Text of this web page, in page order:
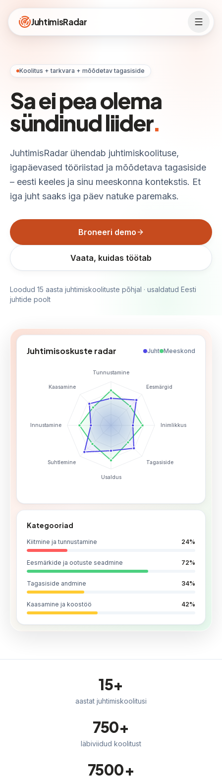
JuhtimisRadar
Koolitus + tarkvara + mõõdetav tagasiside
Sa ei pea olema
sündinud liider.
JuhtimisRadar ühendab juhtimiskoolituse,
igapäevased tööriistad ja mõõdetava tagasiside
– eesti keeles ja sinu meeskonna kontekstis. Et
iga juht saaks iga päev natuke paremaks.
Broneeri demo
Vaata, kuidas töötab
Loodud 15 aasta juhtimiskoolituste põhjal · usaldatud Eesti
juhtide poolt
Juhtimisoskuste radar Juht Meeskond
Tunnustamine
Eesmärgid
Inimlikkus
Tagasiside
Usaldus
Suhtlemine
Innustamine
Kaasamine
Kategooriad
Kiitmine ja tunnustamine 24%
Eesmärkide ja ootuste seadmine 72%
Tagasiside andmine 34%
Kaasamine ja koostöö 42%
15+
aastat juhtimiskoolitusi
750+
läbiviidud koolitust
7500+